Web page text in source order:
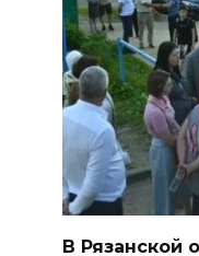
В Рязанской